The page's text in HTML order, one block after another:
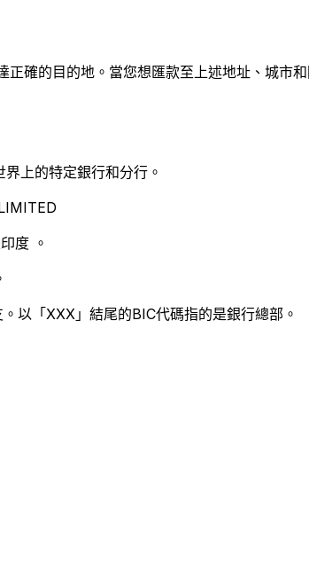
正確的目的地。當您想匯款至上述地址、城
上的特定銀行和分行。
度 。
以「XXX」結尾的BIC代碼指的是銀行總部。